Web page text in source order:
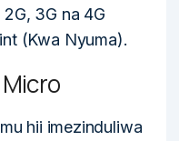
3G na 4G
(Kwa Nyuma).
hii imezinduliwa